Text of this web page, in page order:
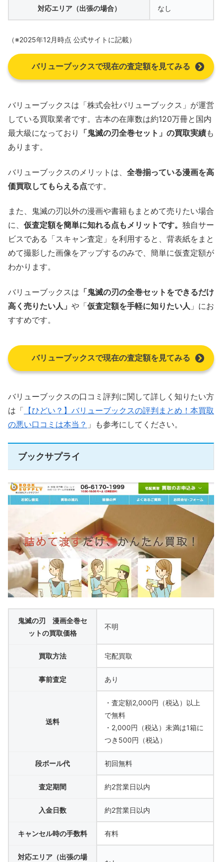
対応エリア（出張の場合） なし
（※2025年12月時点 公式サイトに記載）
バリューブックスで現在の査定額を見てみる
バリューブックスは「株式会社バリューブックス」が運営
している買取業者です。古本の在庫数は約120万冊と国内
最大級になっており
「鬼滅の刃全巻セット」の買取実績も
あります。
バリューブックスのメリットは、 全巻揃っている漫画を高
価買取してもらえる点です。
また、鬼滅の刃以外の漫画や書籍もまとめて売りたい場合
に、 仮査定額を簡単に知れる点もメリットです。 独自サー
ビスである「スキャン査定」を利用すると、背表紙をまと
めて撮影した画像をアップするのみで、簡単に仮査定額が
わかります。
バリューブックスは 「鬼滅の刃の全巻セットをできるだけ
高く売りたい人」 や「仮査定額を手軽に知りたい人 」にお
すすめです。
バリューブックスで現在の査定額を見てみる
バリューブックスの口コミ評判に関して詳しく知りたい方
は「 【ひどい？】バリューブックスの評判まとめ！本買取
の悪い口コミは本当？ 」も参考にしてください。
ブックサプライ
鬼滅の刃 漫画全巻セ
ットの買取価格
不明
買取方法 宅配買取
事前査定 あり
送料
・査定額2,000円（税込）以上
で無料
・2,000円（税込）未満は1箱に
つき500円（税込）
段ボール代 初回無料
査定期間 約2営業日以内
入金日数 約2営業日以内
キャンセル時の手数料 有料
対応エリア（出張の場